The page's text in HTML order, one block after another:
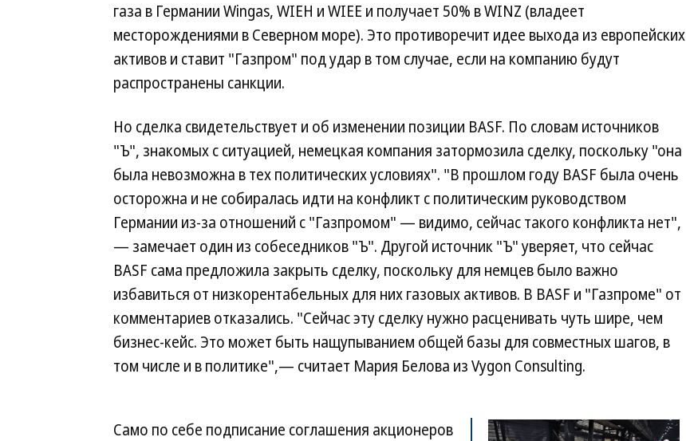
газа в Германии Wingas, WIEH и WIEE и получает 50% в WINZ (владеет
месторождениями в Северном море). Это противоречит идее выхода из европейских
активов и ставит "Газпром" под удар в том случае, если на компанию будут
распространены санкции.
Но сделка свидетельствует и об изменении позиции BASF. По словам источников
"Ъ", знакомых с ситуацией, немецкая компания затормозила сделку, поскольку "она
была невозможна в тех политических условиях". "В прошлом году BASF была очень
осторожна и не собиралась идти на конфликт с политическим руководством
Германии из-за отношений с "Газпромом" — видимо, сейчас такого конфликта нет",
— замечает один из собеседников "Ъ". Другой источник "Ъ" уверяет, что сейчас
BASF сама предложила закрыть сделку, поскольку для немцев было важно
избавиться от низкорентабельных для них газовых активов. В BASF и "Газпроме" от
комментариев отказались. "Сейчас эту сделку нужно расценивать чуть шире, чем
бизнес-кейс. Это может быть нащупыванием общей базы для совместных шагов, в
том числе и в политике",— считает Мария Белова из Vygon Consulting.
Само по себе подписание соглашения акционеров